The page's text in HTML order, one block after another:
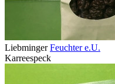
Liebminger Feuchter e.U.
Karreespeck